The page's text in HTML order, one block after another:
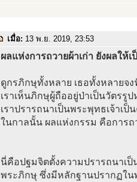
เมื่อ: 13 พ.ย. 2019, 23:53
ผลแห่งการถวายผ้าเก่า ยังผลให้
ดูกรภิกษุทั้งหลาย เธอทั้งหลายจง
เราเห็นภิกษุผู้ถืออยู่ป่าเป็นวัตรรูป
เราปรารถนาเป็นพระพุทธเจ้าเ
ในกาลนั้น ผลแห่งกรรม คือการถ
นี่คือปฐมจิตตั้งความปรารถนาเป็
พระภิกษุ ซึ่งมีหลักฐานปรากฏใ